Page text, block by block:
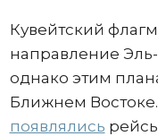
Кувейтский
направление Эль-
однако этим
Ближнем
появлялись